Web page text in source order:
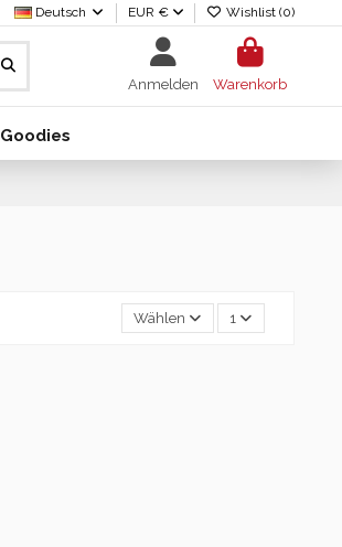
Deutsch EUR € Wishlist (0)
Anmelden Warenkorb
Goodies
Wählen 1